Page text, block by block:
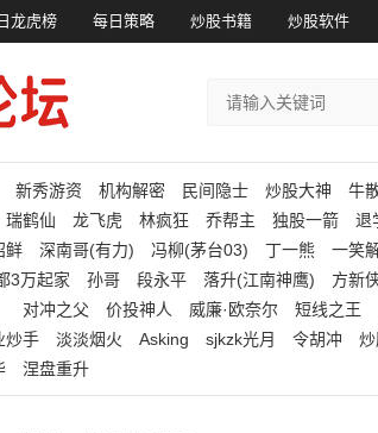
龙虎榜 每日策略 炒股书籍 炒股软件
新秀游资 机构解密 民间隐士 炒股大神 牛
瑞鹤仙 龙飞虎 林疯狂 乔帮主 独股一箭 退
鲜 深南哥(有力) 冯柳(茅台03) 丁一熊 一笑
3万起家 孙哥 段永平 落升(江南神鹰) 方新
对冲之父 价投神人 威廉·欧奈尔 短线之王
炒手 淡淡烟火 Asking sjkzk光月 令胡冲
涅盘重升